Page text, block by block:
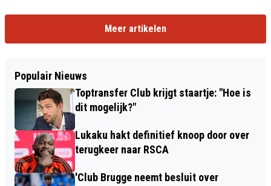
Meer artikelen
Populair Nieuws
Toptransfer Club krijgt staartje: "Hoe is
dit mogelijk?"
Lukaku hakt definitief knoop door over
terugkeer naar RSCA
'Club Brugge neemt besluit over